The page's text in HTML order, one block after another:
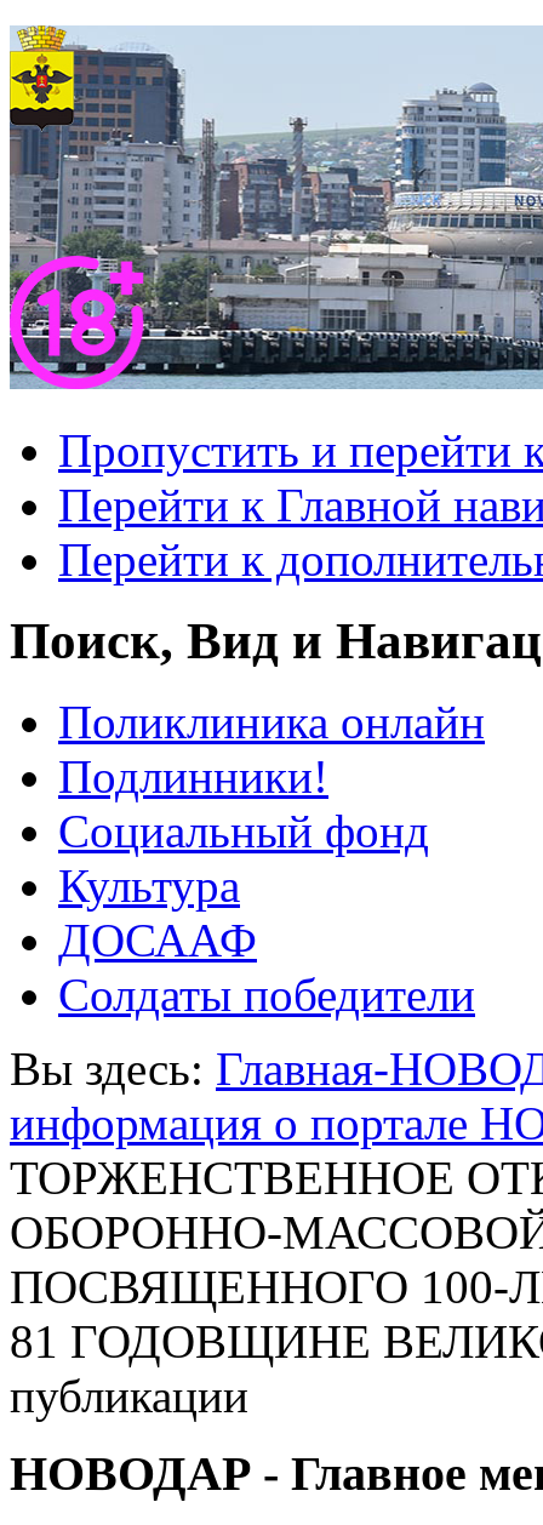
Пропустить и перейти
Перейти к Главной
Перейти к
Поиск, Вид и
Поликлиника онлайн
Подлинники!
Социальный фонд
Культура
ДОСААФ
Солдаты победители
Вы здесь: Главная-
информация о портале
ТОРЖЕНСТВЕННОЕ
ОБОРОННО-МАССОВОЙ
ПОСВЯЩЕННОГО
81 ГОДОВЩИНЕ
публикации
НОВОДАР - Главное